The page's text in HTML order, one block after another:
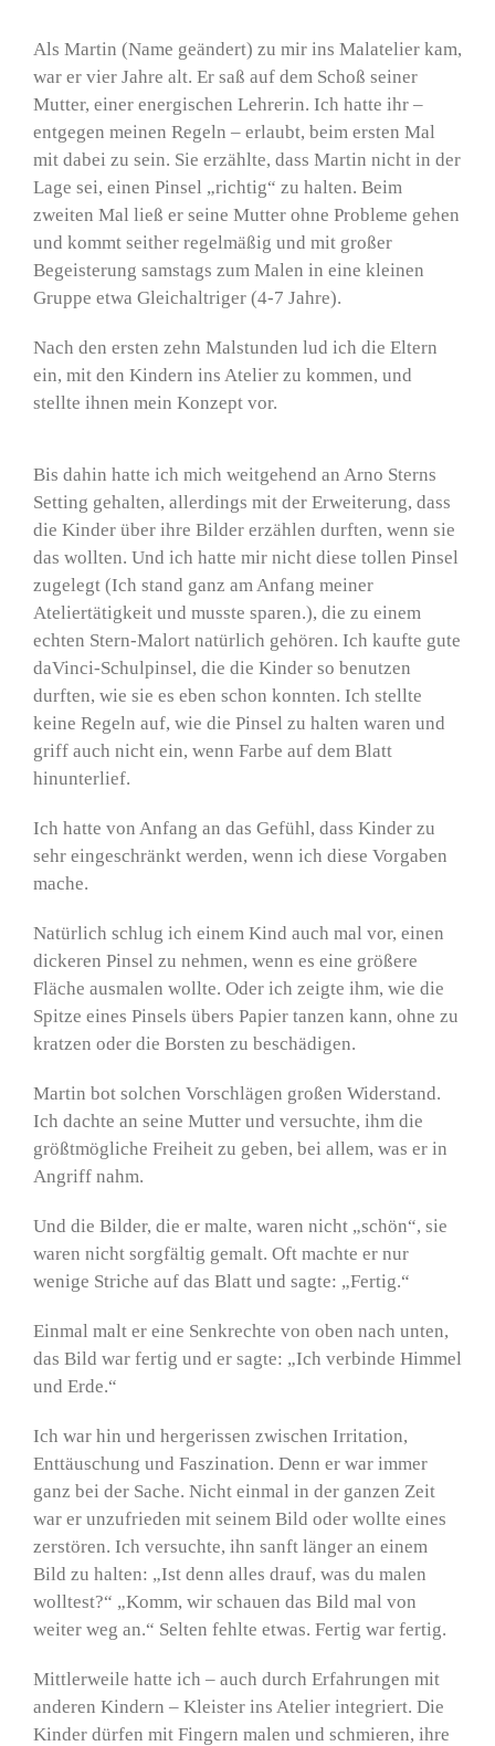
Als Martin (Name geändert) zu mir ins Malatelier kam,
war er vier Jahre alt. Er saß auf dem Schoß seiner
Mutter, einer energischen Lehrerin. Ich hatte ihr –
entgegen meinen Regeln – erlaubt, beim ersten Mal
mit dabei zu sein. Sie erzählte, dass Martin nicht in der
Lage sei, einen Pinsel „richtig“ zu halten. Beim
zweiten Mal ließ er seine Mutter ohne Probleme gehen
und kommt seither regelmäßig und mit großer
Begeisterung samstags zum Malen in eine kleinen
Gruppe etwa Gleichaltriger (4-7 Jahre).
Nach den ersten zehn Malstunden lud ich die Eltern
ein, mit den Kindern ins Atelier zu kommen, und
stellte ihnen mein Konzept vor.
Bis dahin hatte ich mich weitgehend an Arno Sterns
Setting gehalten, allerdings mit der Erweiterung, dass
die Kinder über ihre Bilder erzählen durften, wenn sie
das wollten. Und ich hatte mir nicht diese tollen Pinsel
zugelegt (Ich stand ganz am Anfang meiner
Ateliertätigkeit und musste sparen.), die zu einem
echten Stern-Malort natürlich gehören. Ich kaufte gute
daVinci-Schulpinsel, die die Kinder so benutzen
durften, wie sie es eben schon konnten. Ich stellte
keine Regeln auf, wie die Pinsel zu halten waren und
griff auch nicht ein, wenn Farbe auf dem Blatt
hinunterlief.
Ich hatte von Anfang an das Gefühl, dass Kinder zu
sehr eingeschränkt werden, wenn ich diese Vorgaben
mache.
Natürlich schlug ich einem Kind auch mal vor, einen
dickeren Pinsel zu nehmen, wenn es eine größere
Fläche ausmalen wollte. Oder ich zeigte ihm, wie die
Spitze eines Pinsels übers Papier tanzen kann, ohne zu
kratzen oder die Borsten zu beschädigen.
Martin bot solchen Vorschlägen großen Widerstand.
Ich dachte an seine Mutter und versuchte, ihm die
größtmögliche Freiheit zu geben, bei allem, was er in
Angriff nahm.
Und die Bilder, die er malte, waren nicht „schön“, sie
waren nicht sorgfältig gemalt. Oft machte er nur
wenige Striche auf das Blatt und sagte: „Fertig.“
Einmal malt er eine Senkrechte von oben nach unten,
das Bild war fertig und er sagte: „Ich verbinde Himmel
und Erde.“
Ich war hin und hergerissen zwischen Irritation,
Enttäuschung und Faszination. Denn er war immer
ganz bei der Sache. Nicht einmal in der ganzen Zeit
war er unzufrieden mit seinem Bild oder wollte eines
zerstören. Ich versuchte, ihn sanft länger an einem
Bild zu halten: „Ist denn alles drauf, was du malen
wolltest?“ „Komm, wir schauen das Bild mal von
weiter weg an.“ Selten fehlte etwas. Fertig war fertig.
Mittlerweile hatte ich – auch durch Erfahrungen mit
anderen Kindern – Kleister ins Atelier integriert. Die
Kinder dürfen mit Fingern malen und schmieren, ihre